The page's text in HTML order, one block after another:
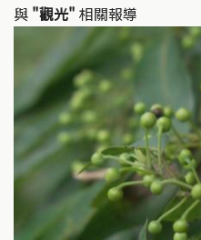
k
與 "觀光" 相關報導